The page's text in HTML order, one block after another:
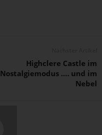
Highclere Castle im
Nostalgiemodus …. und im
Nebel